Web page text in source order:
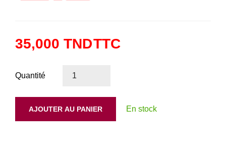
35,000 TNDTTC
Quantité
AJOUTER AU PANIER En stock